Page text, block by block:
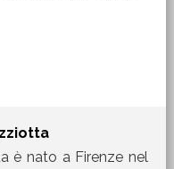
è nato a Firenze nel